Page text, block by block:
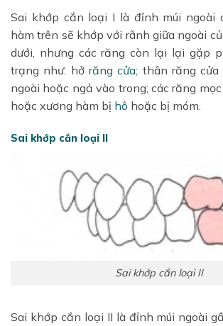
Sai khớp cắn loại I là đỉnh múi ngoài
hàm trên sẽ khớp với rãnh giữa ngoài
dưới, nhưng các răng còn lại lại gặp
trạng như: hở răng cửa; thân răng cửa
ngoài hoặc ngả vào trong; các răng
hoặc xương hàm bị hô hoặc bị móm.
Sai khớp cắn loại II
Sai khớp cắn loại II
Sai khớp cắn loại II là đỉnh múi ngoài